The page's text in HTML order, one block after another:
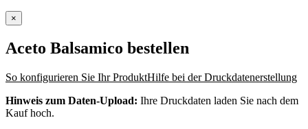
×
Aceto Balsamico bestellen
So konfigurieren Sie Ihr ProduktHilfe bei der Druckdatenerstellung
Hinweis zum Daten-Upload: Ihre Druckdaten laden Sie nach dem
Kauf hoch.